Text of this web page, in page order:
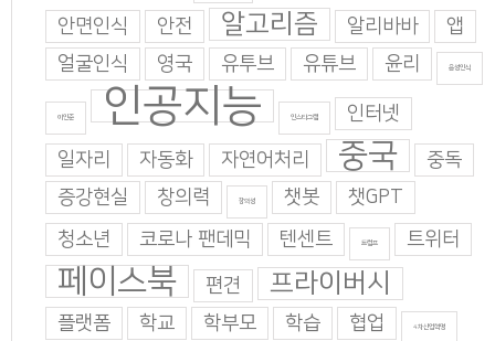
안면인식
안전 알고리즘 알리바바
앱
얼굴인식
영국 유투브 유튜브 윤리 음성인식
이인준 인공지능 인스타그램 인터넷
일자리 자동화 자연어처리 중국
중독
증강현실
창의력 창의성 챗봇
챗GPT
청소년
코로나 팬데믹 텐센트 트럼프 트위터
페이스북 편견 프라이버시
플랫폼 학교 학부모 학습 협업 4차산업혁명